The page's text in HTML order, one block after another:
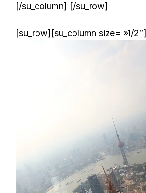
[/su_column] [/su_row]
[su_row][su_column size= »1/2″]